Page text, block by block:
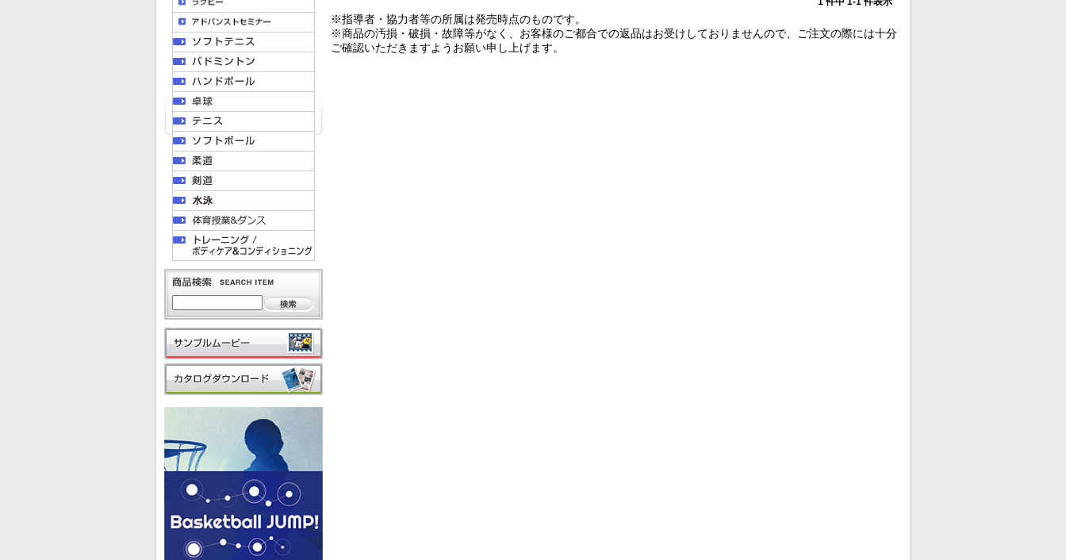
※指導者・協力者等の所属は発売時点のものです。
※商品の汚損・破損・故障等がなく、お客様のご都合での返品はお受けしておりませんので、ご注文の際には十分
ご確認いただきますようお願い申し上げます。